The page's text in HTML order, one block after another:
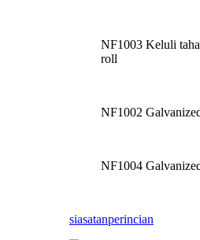
NF1003 Keluli
roll
NF1002
NF1004
siasatanperincian